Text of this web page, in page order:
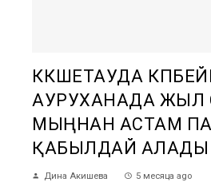
КӨКШЕТАУДА
АУРУХАНАДА ЖЫЛ
МЫҢНАН АСТАМ
ҚАБЫЛДАЙ АЛАДЫ
Дина Акишева 5 месяца ago